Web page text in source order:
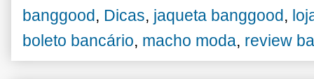
banggood, Dicas, jaqueta banggood,
boleto bancário, macho moda, review